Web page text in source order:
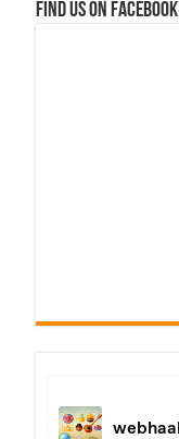
Find us on Facebook